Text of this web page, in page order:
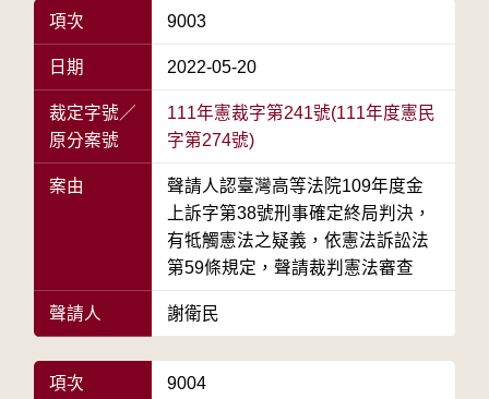
項次 9003
日期 2022-05-20
裁定字號／
原分案號
111年憲裁字第241號(111年度憲民
字第274號)
案由
聲請人認臺灣高等法院109年度金
上訴字第38號刑事確定終局判決，
有牴觸憲法之疑義，依憲法訴訟法
第59條規定，聲請裁判憲法審查
聲請人 謝衛民
項次 9004